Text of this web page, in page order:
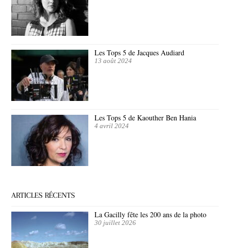
Les Tops 5 de Jacques Audiard
13 août 2024
Les Tops 5 de Kaouther Ben Hania
4 avril 2024
ARTICLES RÉCENTS
La Gacilly fête les 200 ans de la photo
30 juillet 2026